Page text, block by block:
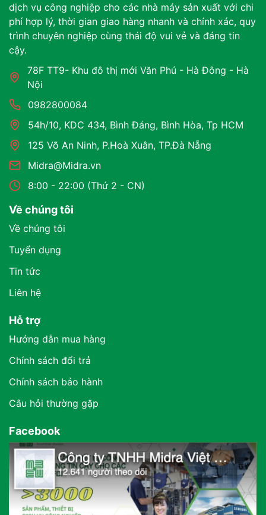
dịch vụ công nghiệp cho các nhà máy sản xuất với chi
phí hợp lý, thời gian giao hàng nhanh và chính xác, quy
trình chuyên nghiệp cùng thái độ vui vẻ và đáng tin
cậy.
78F TT9- Khu đô thị mới Văn Phú - Hà Đông - Hà
Nội
0982800084
54h/10, KDC 434, Bình Đáng, Bình Hòa, Tp HCM
125 Võ An Ninh, P.Hoà Xuân, TP.Đà Nẵng
Midra@Midra.vn
8:00 - 22:00 (Thứ 2 - CN)
Về chúng tôi
Về chúng tôi
Tuyển dụng
Tin tức
Liên hệ
Hỗ trợ
Hướng dẫn mua hàng
Chính sách đổi trả
Chính sách bảo hành
Câu hỏi thường gặp
Facebook